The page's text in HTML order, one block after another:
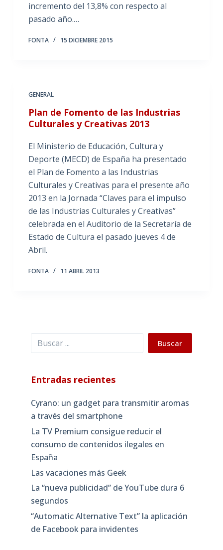
incremento del 13,8% con respecto al
pasado año.…
FONTA 15 DICIEMBRE 2015
GENERAL
Plan de Fomento de las Industrias
Culturales y Creativas 2013
El Ministerio de Educación, Cultura y
Deporte (MECD) de España ha presentado
el Plan de Fomento a las Industrias
Culturales y Creativas para el presente año
2013 en la Jornada “Claves para el impulso
de las Industrias Culturales y Creativas”
celebrada en el Auditorio de la Secretaría de
Estado de Cultura el pasado jueves 4 de
Abril.
FONTA 11 ABRIL 2013
Buscar Buscar
Entradas recientes
Cyrano: un gadget para transmitir aromas
a través del smartphone
La TV Premium consigue reducir el
consumo de contenidos ilegales en
España
Las vacaciones más Geek
La “nueva publicidad” de YouTube dura 6
segundos
“Automatic Alternative Text” la aplicación
de Facebook para invidentes